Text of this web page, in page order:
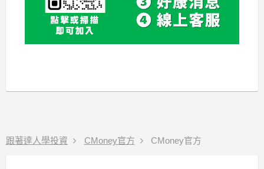
跟著達人學投資 CMoney官方 CMoney官方